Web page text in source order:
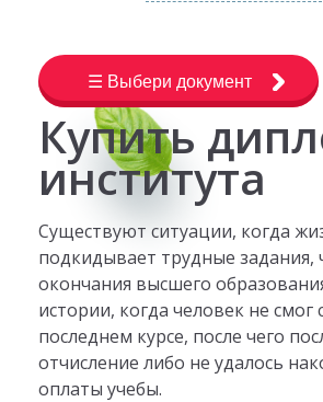
☰ Выбери документ
Купить
института
Существуют ситуации, когда
подкидывает трудные задания,
окончания высшего
истории, когда человек не смог
последнем курсе, после чего
отчисление либо не удалось
оплаты учебы.